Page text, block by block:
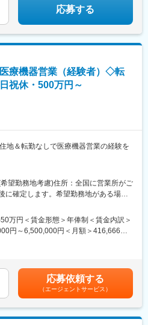
Ｒ松山駅前駅、高知駅前駅、祇園駅(福
前駅、高見橋駅、北１２条駅、あおば
葉県)、京成船橋駅、新宿駅、大手町駅
駅、電鉄富山駅、福井城址大名町駅、
応募する
療機器営業（経験者）◇転
祝休・500万円～
地＆転勤なしで医療機器営業の経験を
ンでは医療機器営業においてベテラン
期退職したメンバー、介護などで短期
たのち、当社クライアントである医療
す。
医療機器メーカーとして製品のシェア
望勤務地考慮)住所：全国に営業所がご
に確定します。希望勤務地がある場合
の定める事業所
万円＜賃金形態＞年俸制＜賃金内訳＞
円～6,500,000円＜月額＞416,666円
応募依頼する
（エージェントサービス）